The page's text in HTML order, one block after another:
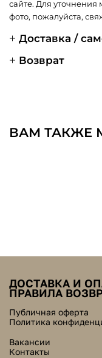
сайте. Для
фото, пожалуйста,
Доставка /
Возврат
ВАМ ТАКЖЕ
ДОСТАВКА И
ПРАВИЛА
Публичная оферта
Политика
Вакансии
Контакты